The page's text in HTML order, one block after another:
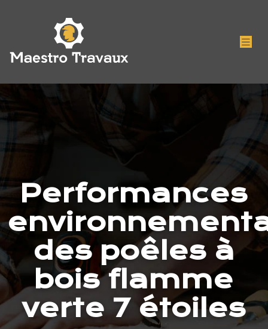
Performances
des poêles à
bois flamme
verte 7 étoiles